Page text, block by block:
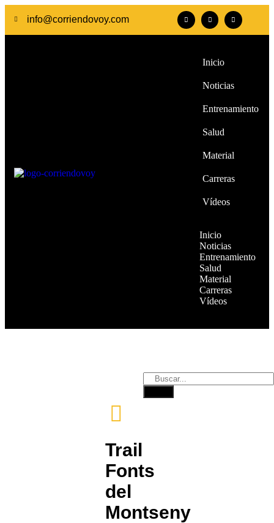
info@corriendovoy.com
Inicio
Noticias
Entrenamiento
Salud
Material
Carreras
Vídeos
Inicio
Noticias
Entrenamiento
Salud
Material
Carreras
Vídeos
Trail
Fonts
del
Montseny